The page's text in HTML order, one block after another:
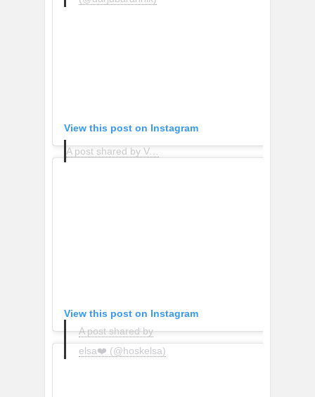
View this post on Instagram
A post shared by Valeria • Fashion Consultant (@sobalera)
View this post on Instagram
A post shared by
elsa❤️ (@hoskelsa)